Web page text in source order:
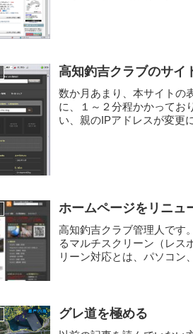
高知釣吉クラブのサイ
数か月あまり、本サイトの
に、１～２分程かかってお
い、親のIPアドレスが変更
ホームページをリニュ
高知釣吉クラブ管理人です
るマルチスクリーン（レス
リーン対応とは、パソコン
グレ道を極める